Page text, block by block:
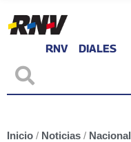
RNV DIALES
Inicio / Noticias / Nacional